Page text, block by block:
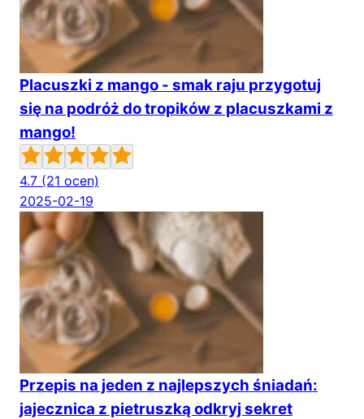
Placuszki z mango - smak raju przygotuj
się na podróż do tropików z placuszkami z
mango!
4.7 (21 ocen)
2025-02-19
Przepis na jeden z najlepszych śniadań:
jajecznica z pietruszką odkryj sekret